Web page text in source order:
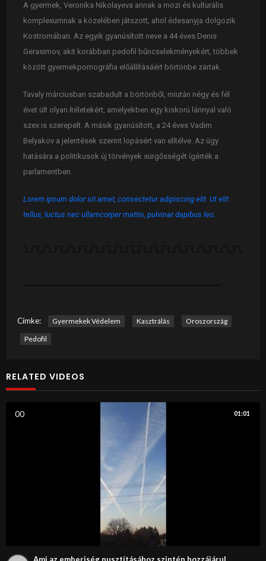
A gyermek, Veronika Nikolayeva annak a mozi és kulturális
komplexumnak a közelében játszott, ahol édesanyja dolgozik
Kostromában. Az egyik gyanúsított neve a 44 éves Denis
Gerasimov, akit korábban pedofil bűncselekményekért, többek
között gyermekpornográfia előállításáért börtönbe zártak.
Tavaly márciusban szabadult a börtönből, miután négy és fél
évet ült olyan ítéletekért, amelyekben egy kiskorú lánnyal való
szex is szerepelt. A másik gyanúsított, a 24 éves Vadim
Belyakov a jelentések szerint lopásért van elítélve. Az ügy
hatására a politikusok új törvények sürgősségét ígérték a
parlamentben
Lorem ipsum dolor sit amet, consectetur adipiscing elit. Ut elit
tellus, luctus nec ullamcorper mattis, pulvinar dapibus leo.
Címke: Gyermekek Védelem Kasztrálás
Oroszország
Pedofil
RELATED VIDEOS
01:01
00